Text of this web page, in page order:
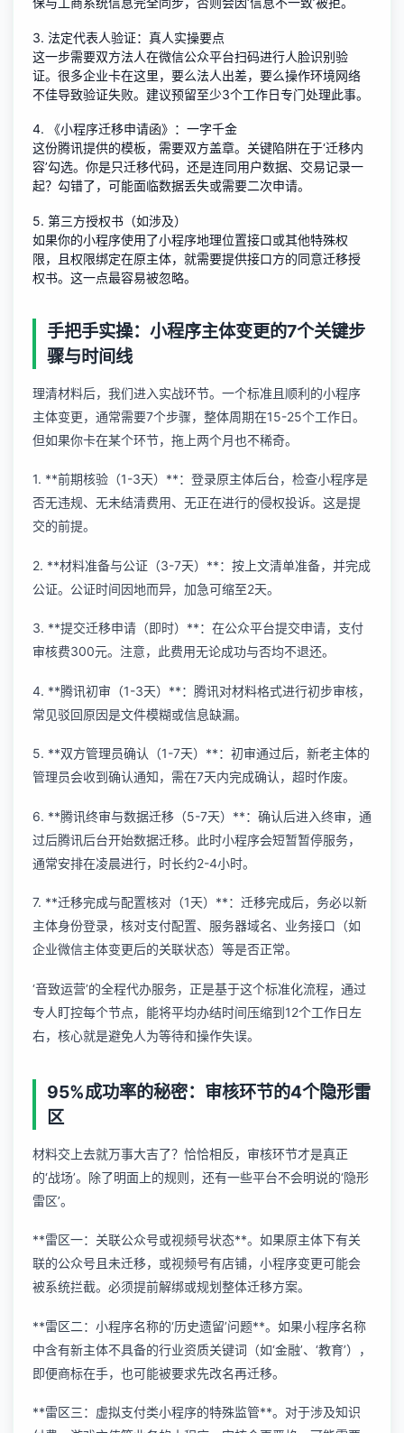
3. 法定代表人验证：真人实操要点
这一步需要双方法人在微信公众平台扫码进行人脸识别验
证。很多企业卡在这里，要么法人出差，要么操作环境网络
不佳导致验证失败。建议预留至少3个工作日专门处理此事。
4. 《小程序迁移申请函》：一字千金
这份腾讯提供的模板，需要双方盖章。关键陷阱在于‘迁移内
容’勾选。你是只迁移代码，还是连同用户数据、交易记录一
起？勾错了，可能面临数据丢失或需要二次申请。
5. 第三方授权书（如涉及）
如果你的小程序使用了小程序地理位置接口或其他特殊权
限，且权限绑定在原主体，就需要提供接口方的同意迁移授
权书。这一点最容易被忽略。
手把手实操：小程序主体变更的7个关键步
骤与时间线
理清材料后，我们进入实战环节。一个标准且顺利的小程序
主体变更，通常需要7个步骤，整体周期在15-25个工作日。
但如果你卡在某个环节，拖上两个月也不稀奇。
1. **前期核验（1-3天）**：登录原主体后台，检查小程序是
否无违规、无未结清费用、无正在进行的侵权投诉。这是提
交的前提。
2. **材料准备与公证（3-7天）**：按上文清单准备，并完成
公证。公证时间因地而异，加急可缩至2天。
3. **提交迁移申请（即时）**：在公众平台提交申请，支付
审核费300元。注意，此费用无论成功与否均不退还。
4. **腾讯初审（1-3天）**：腾讯对材料格式进行初步审核，
常见驳回原因是文件模糊或信息缺漏。
5. **双方管理员确认（1-7天）**：初审通过后，新老主体的
管理员会收到确认通知，需在7天内完成确认，超时作废。
6. **腾讯终审与数据迁移（5-7天）**：确认后进入终审，通
过后腾讯后台开始数据迁移。此时小程序会短暂暂停服务，
通常安排在凌晨进行，时长约2-4小时。
7. **迁移完成与配置核对（1天）**：迁移完成后，务必以新
主体身份登录，核对支付配置、服务器域名、业务接口（如
企业微信主体变更后的关联状态）等是否正常。
‘音致运营’的全程代办服务，正是基于这个标准化流程，通过
专人盯控每个节点，能将平均办结时间压缩到12个工作日左
右，核心就是避免人为等待和操作失误。
95%成功率的秘密：审核环节的4个隐形雷
区
材料交上去就万事大吉了？恰恰相反，审核环节才是真正
的‘战场’。除了明面上的规则，还有一些平台不会明说的‘隐形
雷区’。
**雷区一：关联公众号或视频号状态**。如果原主体下有关
联的公众号且未迁移，或视频号有店铺，小程序变更可能会
被系统拦截。必须提前解绑或规划整体迁移方案。
**雷区二：小程序名称的‘历史遗留’问题**。如果小程序名称
中含有新主体不具备的行业资质关键词（如‘金融’、‘教育’），
即便商标在手，也可能被要求先改名再迁移。
**雷区三：虚拟支付类小程序的特殊监管**。对于涉及知识